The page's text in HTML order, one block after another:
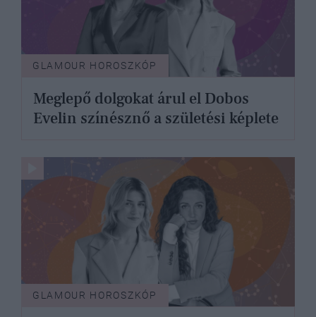
GLAMOUR HOROSZKÓP
Meglepő dolgokat árul el Dobos
Evelin színésznő a születési képlete
GLAMOUR HOROSZKÓP